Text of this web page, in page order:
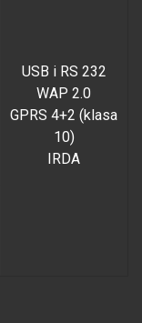
USB i RS 232
WAP 2.0
GPRS 4+2 (klasa
10)
IRDA